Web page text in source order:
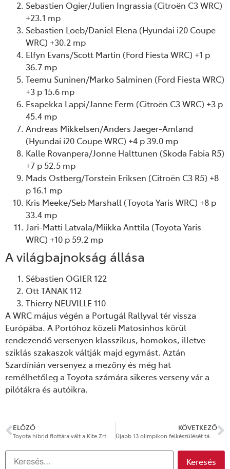
Sebastien Ogier/Julien Ingrassia (Citroën C3 WRC)
+23.1 mp
Sebastien Loeb/Daniel Elena (Hyundai i20 Coupe
WRC) +30.2 mp
Elfyn Evans/Scott Martin (Ford Fiesta WRC) +1 p
36.7 mp
Teemu Suninen/Marko Salminen (Ford Fiesta WRC)
+3 p 15.6 mp
Esapekka Lappi/Janne Ferm (Citroën C3 WRC) +3 p
45.4 mp
Andreas Mikkelsen/Anders Jaeger-Amland
(Hyundai i20 Coupe WRC) +4 p 39.0 mp
Kalle Rovanpera/Jonne Halttunen (Skoda Fabia R5)
+7 p 52.5 mp
Mads Ostberg/Torstein Eriksen (Citroën C3 R5) +8
p 16.1 mp
Kris Meeke/Seb Marshall (Toyota Yaris WRC) +8 p
33.4 mp
Jari-Matti Latvala/Miikka Anttila (Toyota Yaris
WRC) +10 p 59.2 mp
A világbajnokság állása
Sébastien OGIER 122
Ott TÄNAK 112
Thierry NEUVILLE 110
A WRC május végén a Portugál Rallyval tér vissza
Európába. A Portóhoz közeli Matosinhos körül
rendezendő versenyen klasszikus, homokos, illetve
sziklás szakaszok váltják majd egymást. Aztán
Szardínián versenyez a mezőny és még hat
remélhetőleg a Toyota számára sikeres verseny vár a
pilótákra és autóikra.
ELŐZŐ
Toyota hibrid flottára vált a Kite Zrt.
KÖVETKEZŐ
Újabb 13 olimpikon felkészülését támogatja a Toyota